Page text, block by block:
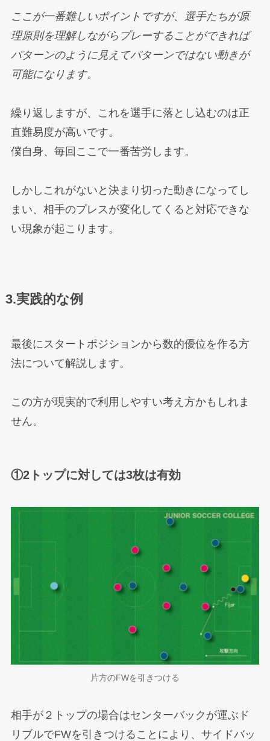
ここが一番難しいポイントですが、選手たちが原
理原則を理解しながらプレーすることができれば
パターンのように見えてパターンではない動きが
可能になります。
繰り返しますが、これを選手に落とし込むのは正
直難易度が高いです。
僕自身、毎回ここで一番苦労します。
しかしこれがないと決まり切った動きになってし
まい、相手のプレスが変化してくると対応できな
い現象が起こります。
3.実践的な例
最後にスタートポジションから数的優位を作る方
法について解説します。
この方が現実的で利用しやすい考え方かもしれま
せん。
①2トップに対しては3枚は有効
片方のFWを引きつける
相手が２トップの場合はセンターバックが運ぶド
リブルでFWを引きつけることにより、サイドバッ